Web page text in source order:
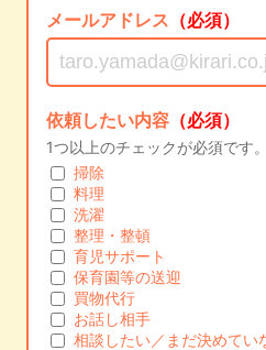
メールアドレス （必須）
依頼したい内容 （必須）
1つ以上のチェックが必須です。
掃除
料理
洗濯
整理・整頓
育児サポート
保育園等の送迎
買物代行
お話し相手
相談したい／まだ決めてい